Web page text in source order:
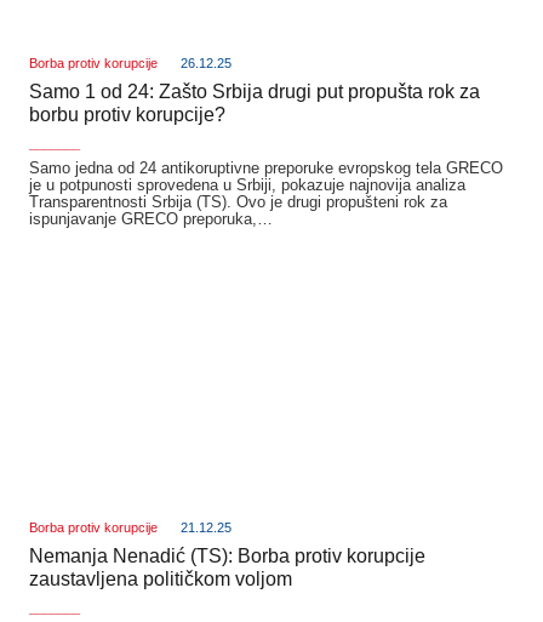
Borba protiv korupcije 26.12.25
Samo 1 od 24: Zašto Srbija drugi put propušta rok za
borbu protiv korupcije?
Samo jedna od 24 antikoruptivne preporuke evropskog telа GRECO
je u potpunosti sprovedena u Srbiji, pokazuje najnovija analiza
Transparentnosti Srbija (TS). Ovo je drugi propušteni rok za
ispunjavanje GRECO preporuka,…
Borba protiv korupcije 21.12.25
Nemanja Nenadić (TS): Borba protiv korupcije
zaustavljena političkom voljom